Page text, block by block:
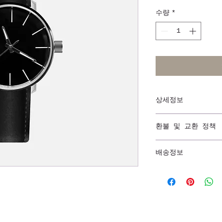
수량 *
상세정보
질, 관리방법 등 친
한 확신을 심어줍
에게 어필할 것인지
환불 및 교환 정책
추가 제품 정보를
배송정보
깔끔한 설명은 소